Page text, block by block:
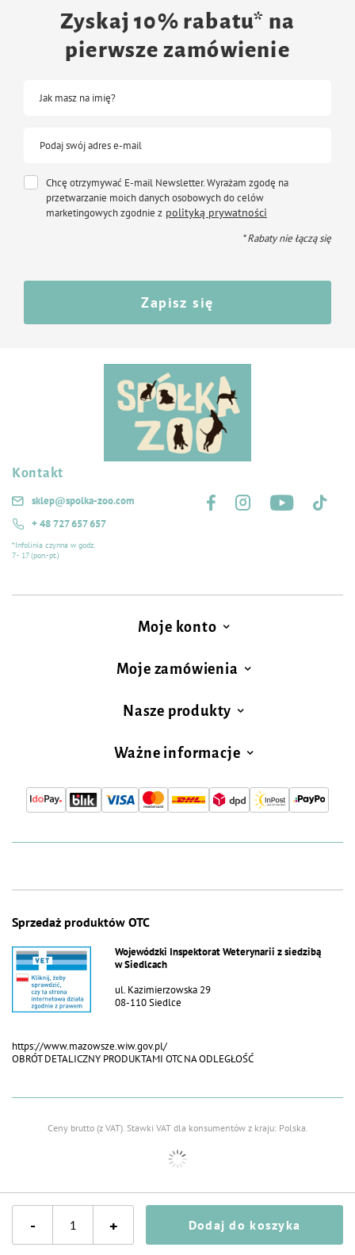
- + Dodaj do koszyka
Zyskaj 10% rabatu* na
pierwsze zamówienie
Jak masz na imię?
Podaj swój adres e-mail
Chcę otrzymywać E-mail Newsletter. Wyrażam zgodę na
przetwarzanie moich danych osobowych do celów
marketingowych zgodnie z polityką prywatności
* Rabaty nie łączą się
Zapisz się
Kontakt
sklep@spolka-zoo.com
+ 48 727 657 657
*Infolinia czynna w godz.
7 - 17 (pon.-pt.)
Moje konto
Moje zamówienia
Nasze produkty
Ważne informacje
Sprzedaż produktów OTC
Wojewódzki Inspektorat Weterynarii z siedzibą
w Siedlcach
ul. Kazimierzowska 29
08-110 Siedlce
https://www.mazowsze.wiw.gov.pl/
OBRÓT DETALICZNY PRODUKTAMI OTC NA ODLEGŁOŚĆ
Ceny brutto (z VAT). Stawki VAT dla konsumentów z kraju: Polska